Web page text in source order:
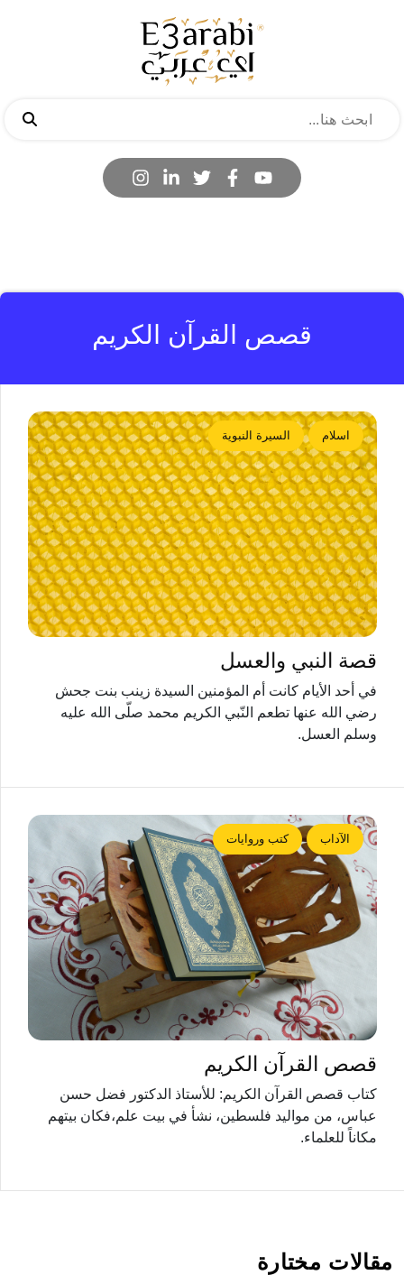
قصص القرآن الكريم
اسلام السيرة النبوية
قصة النبي والعسل
في أحد الأيام كانت أم المؤمنين السيدة زينب بنت جحش
رضي الله عنها تطعم النّبي الكريم محمد صلّى الله عليه
وسلم العسل.
الآداب كتب وروايات
قصص القرآن الكريم
كتاب قصص القرآن الكريم: للأستاذ الدكتور فضل حسن
عباس، من مواليد فلسطين، نشأ في بيت علم،فكان بيتهم
مكاناً للعلماء.
مقالات مختارة